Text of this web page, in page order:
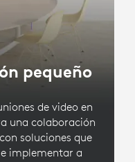
pequeño
de video en
una colaboración
soluciones que
implementar a